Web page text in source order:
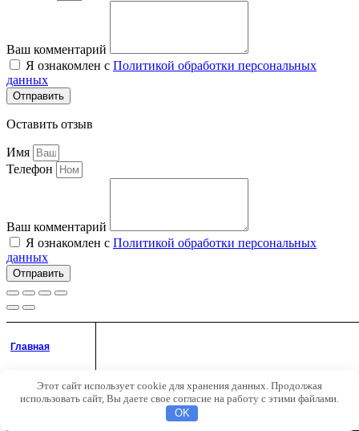
Главная
Аккаунт
Поиск
Ваш комментарий
Я ознакомлен с Политикой обработки персональных
данных
Отправить
Оставить отзыв
Имя
Телефон
Ваш комментарий
Я ознакомлен с Политикой обработки персональных
данных
Отправить
Доставка и оплата
Примеры работ
Этот сайт использует cookie для хранения данных. Продолжая
использовать сайт, Вы даете свое согласие на работу с этими файлами.
OK